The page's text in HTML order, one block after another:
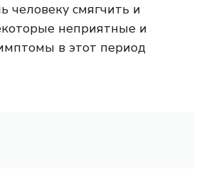
человеку смягчить и
неприятные и
в этот период